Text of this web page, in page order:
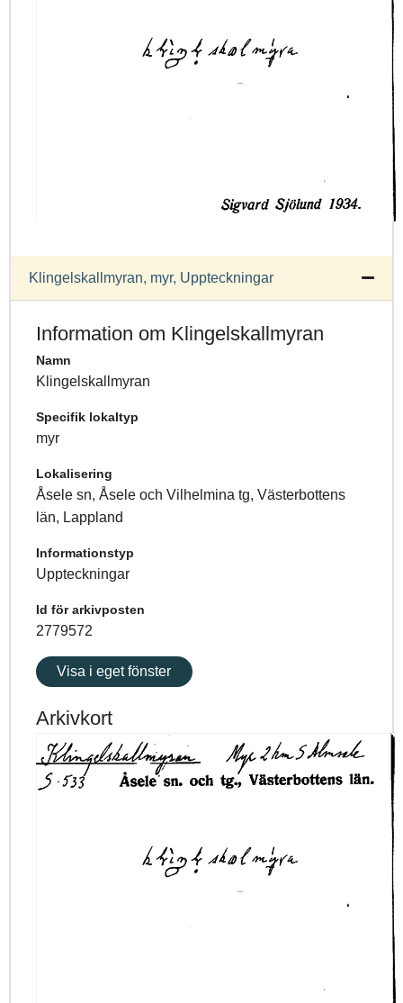
Klingelskallmyran, myr, Uppteckningar
Information om Klingelskallmyran
Namn
Klingelskallmyran
Specifik lokaltyp
myr
Lokalisering
Åsele sn, Åsele och Vilhelmina tg, Västerbottens
län, Lappland
Informationstyp
Uppteckningar
Id för arkivposten
2779572
Visa i eget fönster
Arkivkort